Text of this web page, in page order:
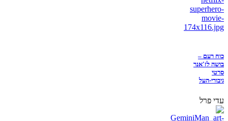
כוח רעם –
בושה לז'אנר
סרטי
גיבורי-העל
עדי פרל